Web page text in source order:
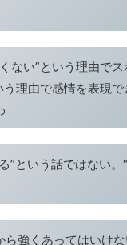
ない”という理由で
理由で感情を表現
”という話ではない
強くあってはいけ